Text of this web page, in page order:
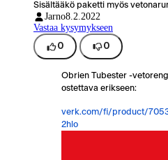
Sisältääkö paketti myös
Jarno8.2.2022
Vastaa kysymykseen
0 0
Obrien Tubester -
ostettava erikseen:
verk.com/fi/product/
2hlo